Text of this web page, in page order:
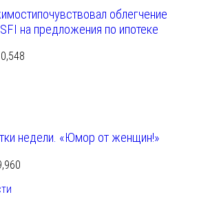
облегчение
на предложения по ипотеке
недели. «Юмор от женщин!»